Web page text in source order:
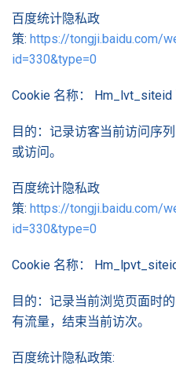
百度统计隐私政
策: https://tongji.baidu.com/
id=330&type=0
Cookie 名称： Hm_lvt_siteid
目的：记录访客当前访问序
或访问。
百度统计隐私政
策: https://tongji.baidu.com/
id=330&type=0
Cookie 名称：
目的：记录当前浏览页面时
有流量，结束当前访次。
百度统计隐私政策: